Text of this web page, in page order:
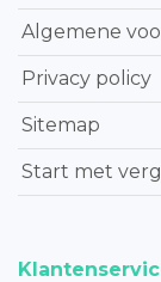
Algemene
Privacy policy
Sitemap
Start met